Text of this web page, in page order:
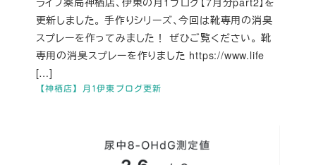
【神栖店】月1伊東ブログ更新
更新しました。 手作りシリーズ、今回は靴専用の消臭
スプレーを作ってみました！ ぜひご覧ください。 靴
専用の消臭スプレーを作りました https://www.life
[…]